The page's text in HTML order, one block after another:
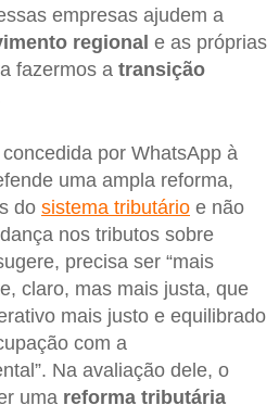
empresas ajudem a
regional e as próprias
fazermos a transição
por WhatsApp à
uma ampla reforma,
do sistema tributário e não
nos tributos sobre
precisa ser “mais
claro, mas mais justa, que
mais justo e equilibrado
com a
Na avaliação dele, o
uma reforma tributária